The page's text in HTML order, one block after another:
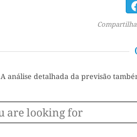
A análise detalhada da previsão